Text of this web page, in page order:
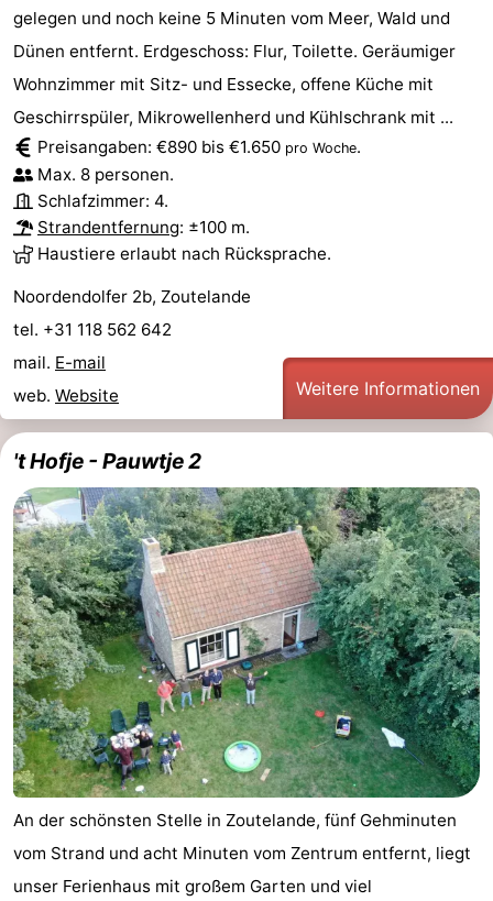
De
Zandput
-
Duinzicht
-
Joossesweg
-
Kustlicht
-
Meerpaal
-
Valkenisse
Zee,
Bos
en
Duin
Hotels
Zimmer
(mit
Frühstück)
Lastminutes
Strand
Sehen
&
tun
-
Museen
-
Galerien
-
Denkmäler
-
Kirchen
-
Leuchtturme
-
gelegen und noch keine 5 Minuten vom Meer, Wald und
Dünen entfernt. Erdgeschoss: Flur, Toilette. Geräumiger
Wohnzimmer mit Sitz- und Essecke, offene Küche mit
Geschirrspüler, Mikrowellenherd und Kühlschrank mit ...
Preisangaben: €890 bis €1.650 pro Woche.
Max. 8 personen.
Schlafzimmer: 4.
Strandentfernung: ±100 m.
Haustiere erlaubt nach Rücksprache.
Noordendolfer 2b, Zoutelande
tel. +31 118 562 642
mail. E-mail
web. Website Weitere Informationen
't Hofje - Pauwtje 2
An der schönsten Stelle in Zoutelande, fünf Gehminuten
vom Strand und acht Minuten vom Zentrum entfernt, liegt
unser Ferienhaus mit großem Garten und viel